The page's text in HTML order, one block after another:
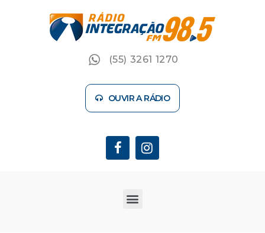
(55) 3261 1270
OUVIR A RÁDIO